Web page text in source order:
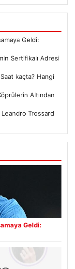
Geldi:
Sertifikalı Adresi
kaçta? Hangi
Altından
Trossard
Geldi: